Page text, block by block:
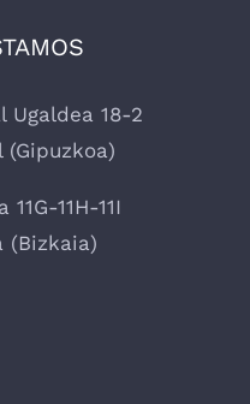
Ugaldea 18-2
(Gipuzkoa)
11H-11I
(Bizkaia)